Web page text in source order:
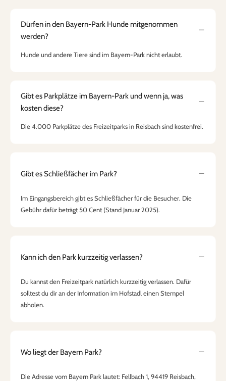
Dürfen in den Bayern-Park Hunde mitgenommen
werden?
Hunde und andere Tiere sind im Bayern-Park nicht erlaubt.
Gibt es Parkplätze im Bayern-Park und wenn ja, was
kosten diese?
Die 4.000 Parkplätze des Freizeitparks in Reisbach sind kostenfrei.
Gibt es Schließfächer im Park?
Im Eingangsbereich gibt es Schließfächer für die Besucher. Die
Gebühr dafür beträgt 50 Cent (Stand Januar 2025).
Kann ich den Park kurzzeitig verlassen?
Du kannst den Freizeitpark natürlich kurzzeitig verlassen. Dafür
solltest du dir an der Information im Hofstadl einen Stempel
abholen.
Wo liegt der Bayern Park?
Die Adresse vom Bayern Park lautet: Fellbach 1, 94419 Reisbach,